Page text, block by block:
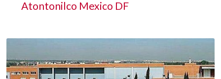
Atontonilco Mexico DF